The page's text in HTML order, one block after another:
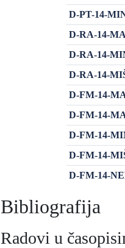
D-PT-14-
D-RA-14-
D-RA-14-
D-RA-14-
D-FM-14-
D-FM-14-
D-FM-14-
D-FM-14-
D-FM-14-
Bibliografija
Radovi u